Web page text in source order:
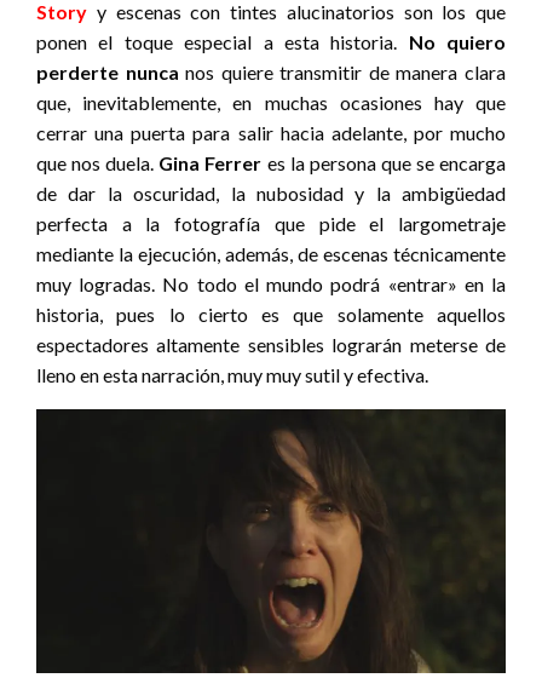
Story y escenas con tintes alucinatorios son los que
ponen el toque especial a esta historia. No quiero
perderte nunca nos quiere transmitir de manera clara
que, inevitablemente, en muchas ocasiones hay que
cerrar una puerta para salir hacia adelante, por mucho
que nos duela. Gina Ferrer es la persona que se encarga
de dar la oscuridad, la nubosidad y la ambigüedad
perfecta a la fotografía que pide el largometraje
mediante la ejecución, además, de escenas técnicamente
muy logradas. No todo el mundo podrá «entrar» en la
historia, pues lo cierto es que solamente aquellos
espectadores altamente sensibles lograrán meterse de
lleno en esta narración, muy muy sutil y efectiva.